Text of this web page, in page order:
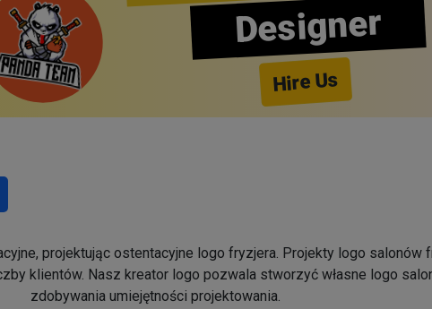
Designer
Hire Us
projektując ostentacyjne logo fryzjera. Projekty logo salonów
klientów. Nasz kreator logo pozwala stworzyć własne logo
zdobywania umiejętności projektowania.